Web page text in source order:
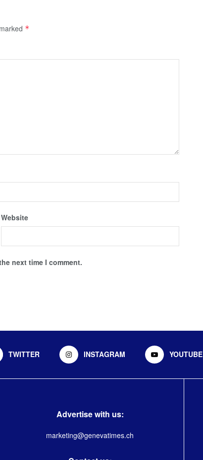
*
Website
next time I comment.
TWITTER INSTAGRAM YOUTUBE
Advertise with us:
marketing@genevatimes.ch